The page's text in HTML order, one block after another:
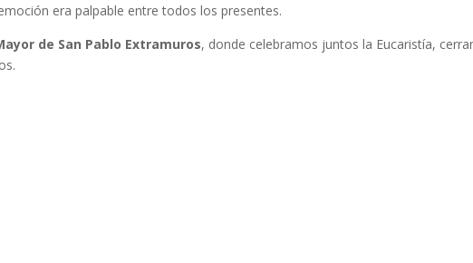
era palpable entre todos los presentes.
de San Pablo Extramuros, donde celebramos juntos la Eucaristía,